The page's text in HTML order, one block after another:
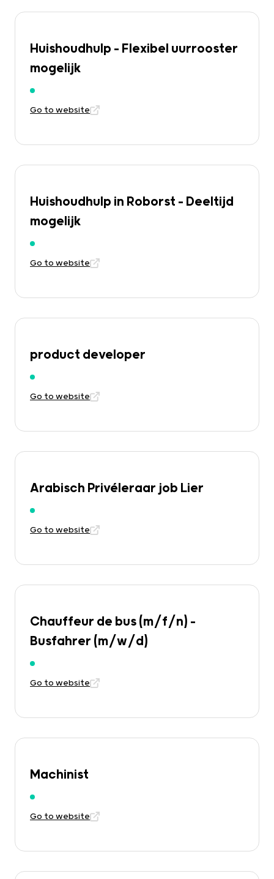
Huishoudhulp – Flexibel uurrooster
mogelijk
Go to website
Huishoudhulp in Roborst – Deeltijd
mogelijk
Go to website
product developer
Go to website
Arabisch Privéleraar job Lier
Go to website
Chauffeur de bus (m/f/n) –
Busfahrer (m/w/d)
Go to website
Machinist
Go to website